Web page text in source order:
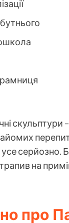
серйозно.
на
про